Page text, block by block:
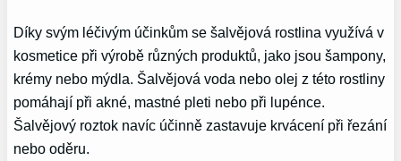
Díky svým léčivým účinkům se šalvějová rostlina využívá v
kosmetice při výrobě různých produktů, jako jsou šampony,
krémy nebo mýdla. Šalvějová voda nebo olej z této rostliny
pomáhají při akné, mastné pleti nebo při lupénce.
Šalvějový roztok navíc účinně zastavuje krvácení při řezání
nebo oděru.